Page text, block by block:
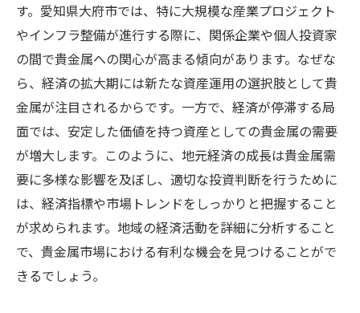
す。愛知県大府市では、特に大規模な産業プロジェクト
やインフラ整備が進行する際に、関係企業や個人投資家
の間で貴金属への関心が高まる傾向があります。なぜな
ら、経済の拡大期には新たな資産運用の選択肢として貴
金属が注目されるからです。一方で、経済が停滞する局
面では、安定した価値を持つ資産としての貴金属の需要
が増大します。このように、地元経済の成長は貴金属需
要に多様な影響を及ぼし、適切な投資判断を行うために
は、経済指標や市場トレンドをしっかりと把握すること
が求められます。地域の経済活動を詳細に分析すること
で、貴金属市場における有利な機会を見つけることがで
きるでしょう。